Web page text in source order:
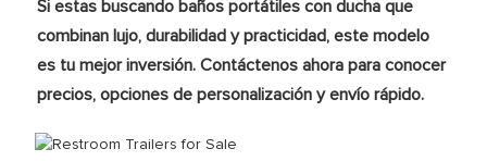
Si estas buscando baños portátiles con ducha que
combinan lujo, durabilidad y practicidad, este modelo
es tu mejor inversión. Contáctenos ahora para conocer
precios, opciones de personalización y envío rápido.